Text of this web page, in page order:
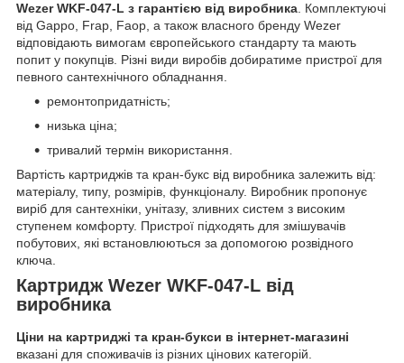
Wezer WKF-047-L з гарантією від виробника. Комплектуючі
від Gappo, Frap, Faop, а також власного бренду Wezer
відповідають вимогам європейського стандарту та мають
попит у покупців. Різні види виробів добиратиме пристрої для
певного сантехнічного обладнання.
ремонтопридатність;
низька ціна;
тривалий термін використання.
Вартість картриджів та кран-букс від виробника залежить від:
матеріалу, типу, розмірів, функціоналу. Виробник пропонує
виріб для сантехніки, унітазу, зливних систем з високим
ступенем комфорту. Пристрої підходять для змішувачів
побутових, які встановлюються за допомогою розвідного
ключа.
Картридж Wezer WKF-047-L від
виробника
Ціни на картриджі та кран-букси в інтернет-магазині
вказані для споживачів із різних цінових категорій.